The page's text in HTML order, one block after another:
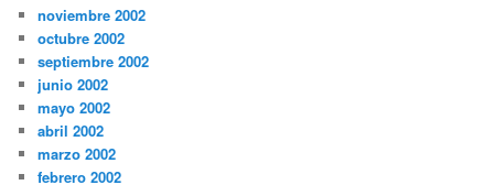
noviembre 2002
octubre 2002
septiembre 2002
junio 2002
mayo 2002
abril 2002
marzo 2002
febrero 2002